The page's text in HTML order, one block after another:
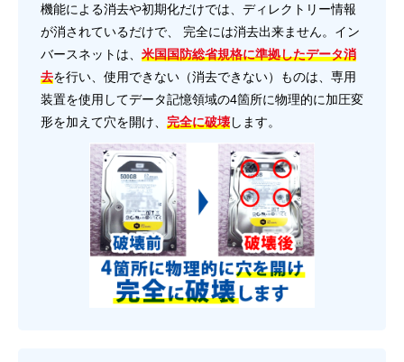
機能による消去や初期化だけでは、ディレクトリー情報
が消されているだけで、 完全には消去出来ません。イン
バースネットは、 米国国防総省規格に準拠したデータ消
去を行い、使用できない（消去できない）ものは、専用
装置を使用してデータ記憶領域の4箇所に物理的に加圧変
形を加えて穴を開け、 完全に破壊します。